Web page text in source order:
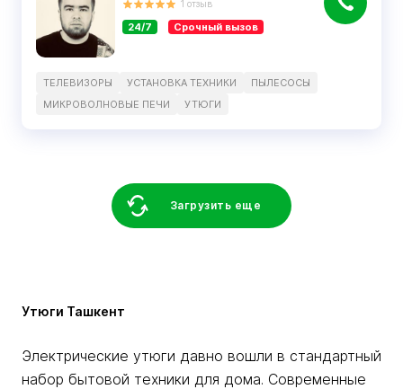
1 отзыв
24/7 Срочный вызов
ТЕЛЕВИЗОРЫ УСТАНОВКА ТЕХНИКИ
ПЫЛЕСОСЫ
МИКРОВОЛНОВЫЕ ПЕЧИ
УТЮГИ
Загрузить еще
Утюги Ташкент
Электрические утюги давно вошли в стандартный
набор бытовой техники для дома. Современные